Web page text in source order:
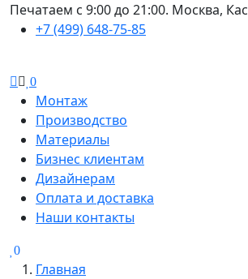
Печатаем с 9:00 до 21:00. Москва,
+7 (499) 648-75-85
0
Монтаж
Производство
Материалы
Бизнес клиентам
Дизайнерам
Оплата и доставка
Наши контакты
0
Главная